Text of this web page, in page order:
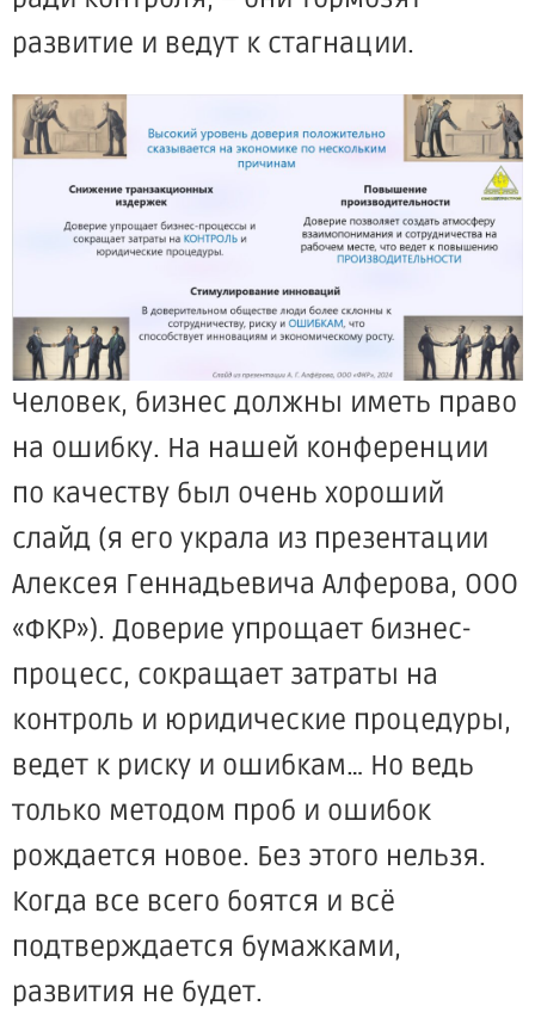
развитие и ведут к стагнации.
Человек, бизнес должны иметь право
на ошибку. На нашей конференции
по качеству был очень хороший
слайд (я его украла из презентации
Алексея Геннадьевича Алферова, ООО
«ФКР»). Доверие упрощает бизнес-
процесс, сокращает затраты на
контроль и юридические процедуры,
ведет к риску и ошибкам… Но ведь
только методом проб и ошибок
рождается новое. Без этого нельзя.
Когда все всего боятся и всё
подтверждается бумажками,
развития не будет.